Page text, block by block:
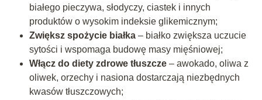
białego pieczywa, słodyczy, ciastek i innych
produktów o wysokim indeksie glikemicznym;
Zwiększ spożycie białka– białko zwiększa uczucie
sytości i wspomaga budowę masy mięśniowej;
Włącz do diety zdrowe tłuszcze– awokado, oliwa z
oliwek, orzechy i nasiona dostarczają niezbędnych
kwasów tłuszczowych;